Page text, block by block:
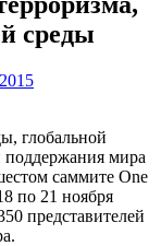
среды
глобальной
поддержания мира
саммите One
по 21 ноября
представителей